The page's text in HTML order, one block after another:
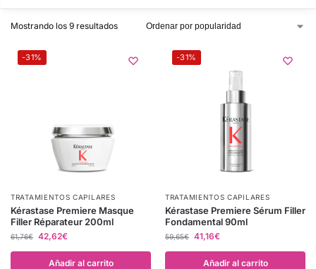
Mostrando los 9 resultados
-31%
TRATAMIENTOS CAPILARES
Kérastase Premiere Masque
Filler Réparateur 200ml
61,76€ 42,62€
Añadir al carrito
-31%
TRATAMIENTOS CAPILARES
Kérastase Premiere Sérum Filler
Fondamental 90ml
59,65€ 41,16€
Añadir al carrito